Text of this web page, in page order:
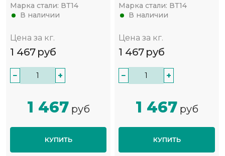
Марка стали: ВТ14
В наличии
Цена за кг.
1 467 руб
− +
1 467 руб
КУПИТЬ
Марка стали: ВТ14
В наличии
Цена за кг.
1 467 руб
− +
1 467 руб
КУПИТЬ